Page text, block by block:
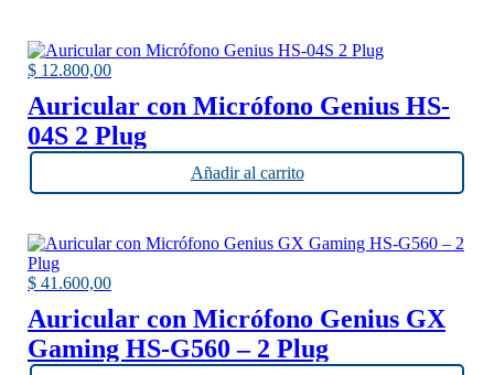
$ 12.800,00
Auricular con Micrófono Genius HS-
04S 2 Plug
Añadir al carrito
$ 41.600,00
Auricular con Micrófono Genius GX
Gaming HS-G560 – 2 Plug